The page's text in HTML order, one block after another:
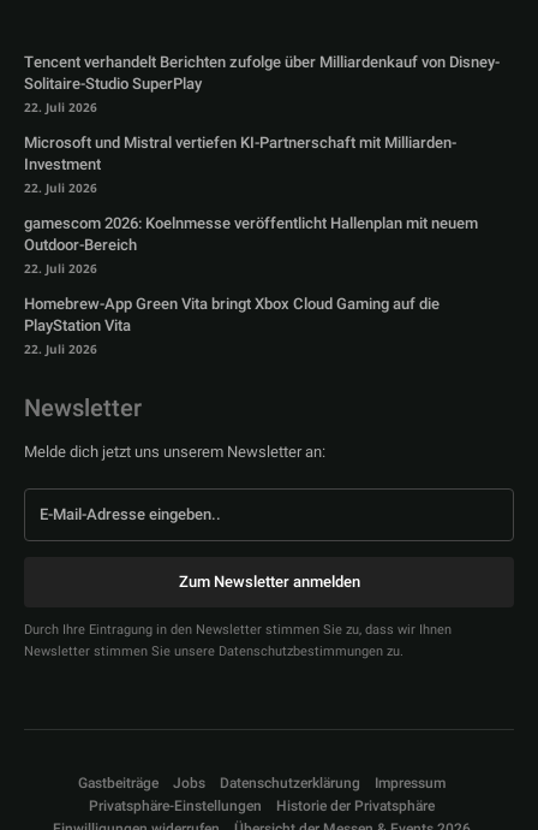
Tencent verhandelt Berichten zufolge über Milliardenkauf von Disney-
Solitaire-Studio SuperPlay
22. Juli 2026
Microsoft und Mistral vertiefen KI-Partnerschaft mit Milliarden-
Investment
22. Juli 2026
gamescom 2026: Koelnmesse veröffentlicht Hallenplan mit neuem
Outdoor-Bereich
22. Juli 2026
Homebrew-App Green Vita bringt Xbox Cloud Gaming auf die
PlayStation Vita
22. Juli 2026
Newsletter
Melde dich jetzt uns unserem Newsletter an:
Zum Newsletter anmelden
Durch Ihre Eintragung in den Newsletter stimmen Sie zu, dass wir Ihnen
Newsletter stimmen Sie unsere Datenschutzbestimmungen zu.
Gastbeiträge Jobs Datenschutzerklärung
Impressum
Privatsphäre-Einstellungen
Historie der Privatsphäre